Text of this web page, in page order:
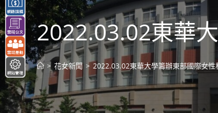
2022.03.02東華
> 花女新聞 > 2022.03.02東華大學籌辦東部國際女性